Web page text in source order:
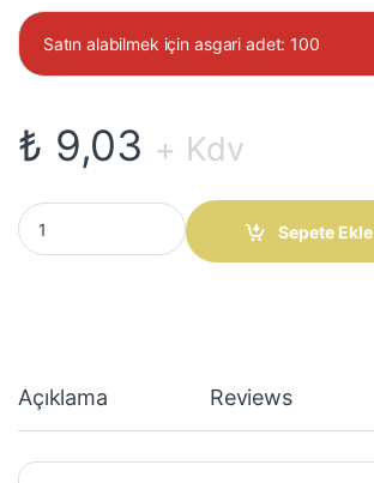
Satın alabilmek için asgari adet: 100
₺ 9,03 + Kdv
WH148 500K Metal Mono Pot 20mm quantity
Sepete Ekle
Açıklama Reviews